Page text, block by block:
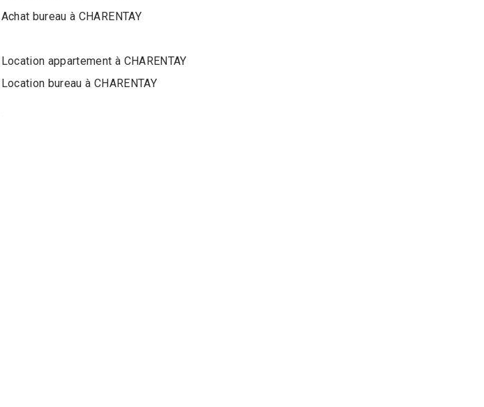
Achat bureau à CHARENTAY
Location appartement à CHARENTAY
Location bureau à CHARENTAY